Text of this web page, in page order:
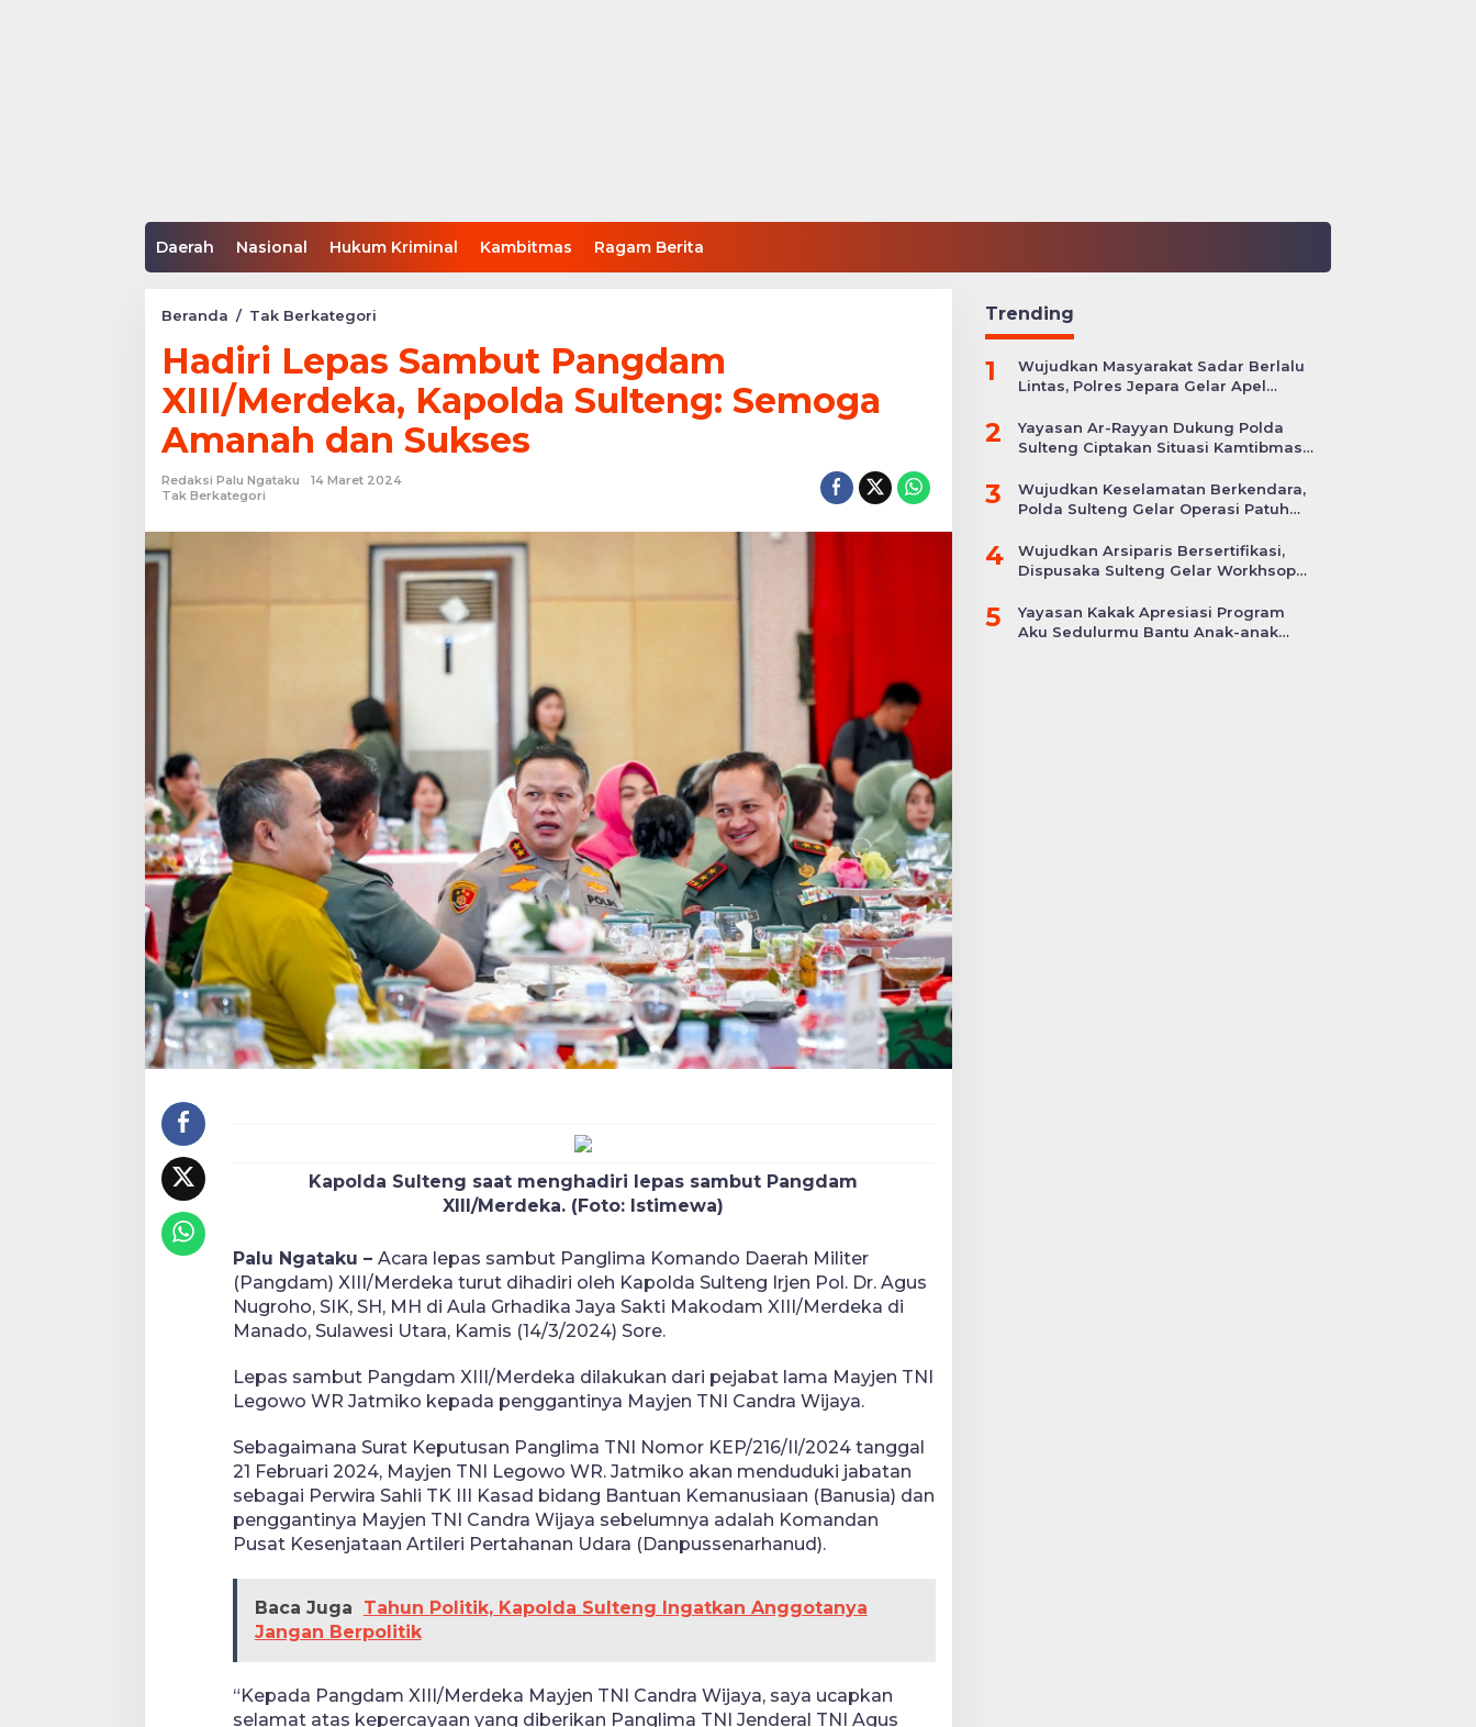
Daerah Nasional Hukum Kriminal Kambitmas Ragam Berita
Beranda / Tak Berkategori
Sambut
Pangdam
XIII/Merdeka,
Kapolda
Sulteng:
Semoga
Amanah
Hadiri Lepas Sambut Pangdam
XIII/Merdeka, Kapolda Sulteng: Semoga
Amanah dan Sukses
Redaksi Palu Ngataku
14 Maret 2024
Tak Berkategori
Kapolda Sulteng saat menghadiri lepas sambut Pangdam
XIII/Merdeka. (Foto: Istimewa)
Palu Ngataku – Acara lepas sambut Panglima Komando Daerah Militer
(Pangdam) XIII/Merdeka turut dihadiri oleh Kapolda Sulteng Irjen Pol. Dr. Agus
Nugroho, SIK, SH, MH di Aula Grhadika Jaya Sakti Makodam XIII/Merdeka di
Manado, Sulawesi Utara, Kamis (14/3/2024) Sore.
Lepas sambut Pangdam XIII/Merdeka dilakukan dari pejabat lama Mayjen TNI
Legowo WR Jatmiko kepada penggantinya Mayjen TNI Candra Wijaya.
Sebagaimana Surat Keputusan Panglima TNI Nomor KEP/216/II/2024 tanggal
21 Februari 2024, Mayjen TNI Legowo WR. Jatmiko akan menduduki jabatan
sebagai Perwira Sahli TK III Kasad bidang Bantuan Kemanusiaan (Banusia) dan
penggantinya Mayjen TNI Candra Wijaya sebelumnya adalah Komandan
Pusat Kesenjataan Artileri Pertahanan Udara (Danpussenarhanud).
Baca Juga
Tahun Politik, Kapolda Sulteng Ingatkan Anggotanya
Jangan Berpolitik
“Kepada Pangdam XIII/Merdeka Mayjen TNI Candra Wijaya, saya ucapkan
selamat atas kepercayaan yang diberikan Panglima TNI Jenderal TNI Agus
Trending
1
Wujudkan Masyarakat Sadar Berlalu
Lintas, Polres Jepara Gelar Apel
2
Yayasan Ar-Rayyan Dukung Polda
Sulteng Ciptakan Situasi Kamtibmas
3
Wujudkan Keselamatan Berkendara,
Polda Sulteng Gelar Operasi Patuh
4
Wujudkan Arsiparis Bersertifikasi,
Dispusaka Sulteng Gelar Workhsop
5
Yayasan Kakak Apresiasi Program
Aku Sedulurmu Bantu Anak-anak